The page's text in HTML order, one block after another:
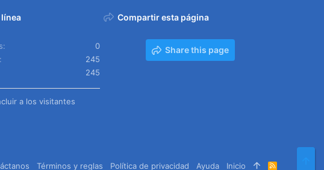
0
245
245
a los visitantes
Compartir esta página
Share this page
Términos y reglas Política de privacidad Ayuda Inicio
R